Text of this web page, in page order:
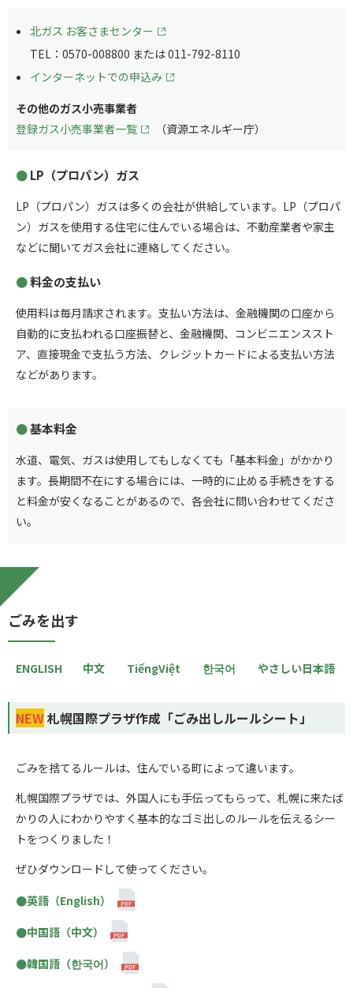
北ガス お客さまセンター
TEL：0570-008800 または 011-792-8110
インターネットでの申込み
その他のガス小売事業者
登録ガス小売事業者一覧
（資源エネルギー庁）
LP（プロパン）ガス
LP（プロパン）ガスは多くの会社が供給しています。LP（プロパ
ン）ガスを使用する住宅に住んでいる場合は、不動産業者や家主
などに聞いてガス会社に連絡してください。
料金の支払い
使用料は毎月請求されます。支払い方法は、金融機関の口座から
自動的に支払われる口座振替と、金融機関、コンビニエンススト
ア、直接現金で支払う方法、クレジットカードによる支払い方法
などがあります。
基本料金
水道、電気、ガスは使用してもしなくても「基本料金」がかかり
ます。長期間不在にする場合には、一時的に止める手続きをする
と料金が安くなることがあるので、各会社に問い合わせてくださ
い。
ごみを出す
ENGLISH 中文 TiếngViệt 한국어 やさしい日本語
NEW札幌国際プラザ作成「ごみ出しルールシート」
ごみを捨てるルールは、住んでいる町によって違います。
札幌国際プラザでは、外国人にも手伝ってもらって、札幌に来たば
かりの人にわかりやすく基本的なゴミ出しのルールを伝えるシー
トをつくりました！
ぜひダウンロードして使ってください。
●英語（English）
●中国語（中文）
●韓国語（한국어）